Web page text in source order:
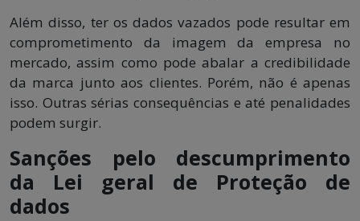
Além disso, ter os dados vazados pode resultar em
comprometimento da imagem da empresa no
mercado, assim como pode abalar a credibilidade
da marca junto aos clientes. Porém, não é apenas
isso. Outras sérias consequências e até penalidades
podem surgir.
Sanções pelo descumprimento
da Lei geral de Proteção de
dados